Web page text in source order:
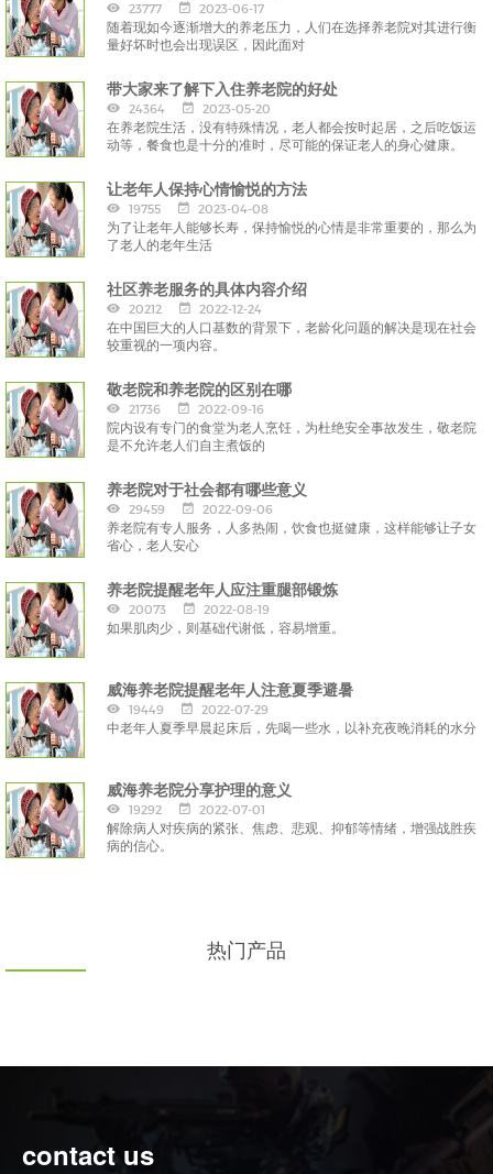
23777 2023-06-17
随着现如今逐渐增大的养老压力，人们在选择养老院对其进行衡
量好坏时也会出现误区，因此面对
带大家来了解下入住养老院的好处
24364 2023-05-20
在养老院生活，没有特殊情况，老人都会按时起居，之后吃饭运
动等，餐食也是十分的准时，尽可能的保证老人的身心健康。
让老年人保持心情愉悦的方法
19755 2023-04-08
为了让老年人能够长寿，保持愉悦的心情是非常重要的，那么为
了老人的老年生活
社区养老服务的具体内容介绍
20212 2022-12-24
在中国巨大的人口基数的背景下，老龄化问题的解决是现在社会
较重视的一项内容。
敬老院和养老院的区别在哪
21736 2022-09-16
院内设有专门的食堂为老人烹饪，为杜绝安全事故发生，敬老院
是不允许老人们自主煮饭的
养老院对于社会都有哪些意义
29459 2022-09-06
养老院有专人服务，人多热闹，饮食也挺健康，这样能够让子女
省心，老人安心
养老院提醒老年人应注重腿部锻炼
20073 2022-08-19
如果肌肉少，则基础代谢低，容易增重。
威海养老院提醒老年人注意夏季避暑
19449 2022-07-29
中老年人夏季早晨起床后，先喝一些水，以补充夜晚消耗的水分
威海养老院分享护理的意义
19292 2022-07-01
解除病人对疾病的紧张、焦虑、悲观、抑郁等情绪，增强战胜疾
病的信心。
热门产品
contact us